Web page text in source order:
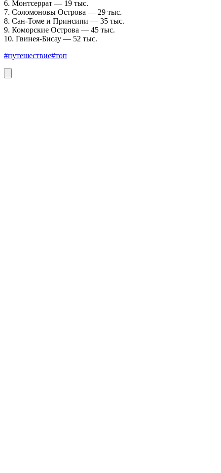
6. Монтсеррат — 19 тыс.
7. Соломоновы Острова — 29 тыс.
8. Сан-Томе и Принсипи — 35 тыс.
9. Коморские Острова — 45 тыс.
10. Гвинея-Бисау — 52 тыс.
#путешествие#топ